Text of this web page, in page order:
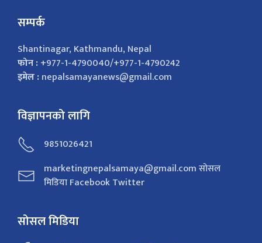
सम्पर्क
Shantinagar, Kathmandu, Nepal
फोन :+977-1-4790040/+977-1-4790242
इमेल :nepalsamayanews@gmail.com
विज्ञापनको लागि
9851026421
marketingnepalsamaya@gmail.com सोसल
मिडिया Facebook Twitter
सोसल मिडिया